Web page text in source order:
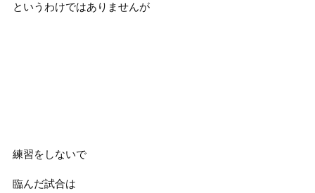
というわけではありませんが
練習をしないで
臨んだ試合は